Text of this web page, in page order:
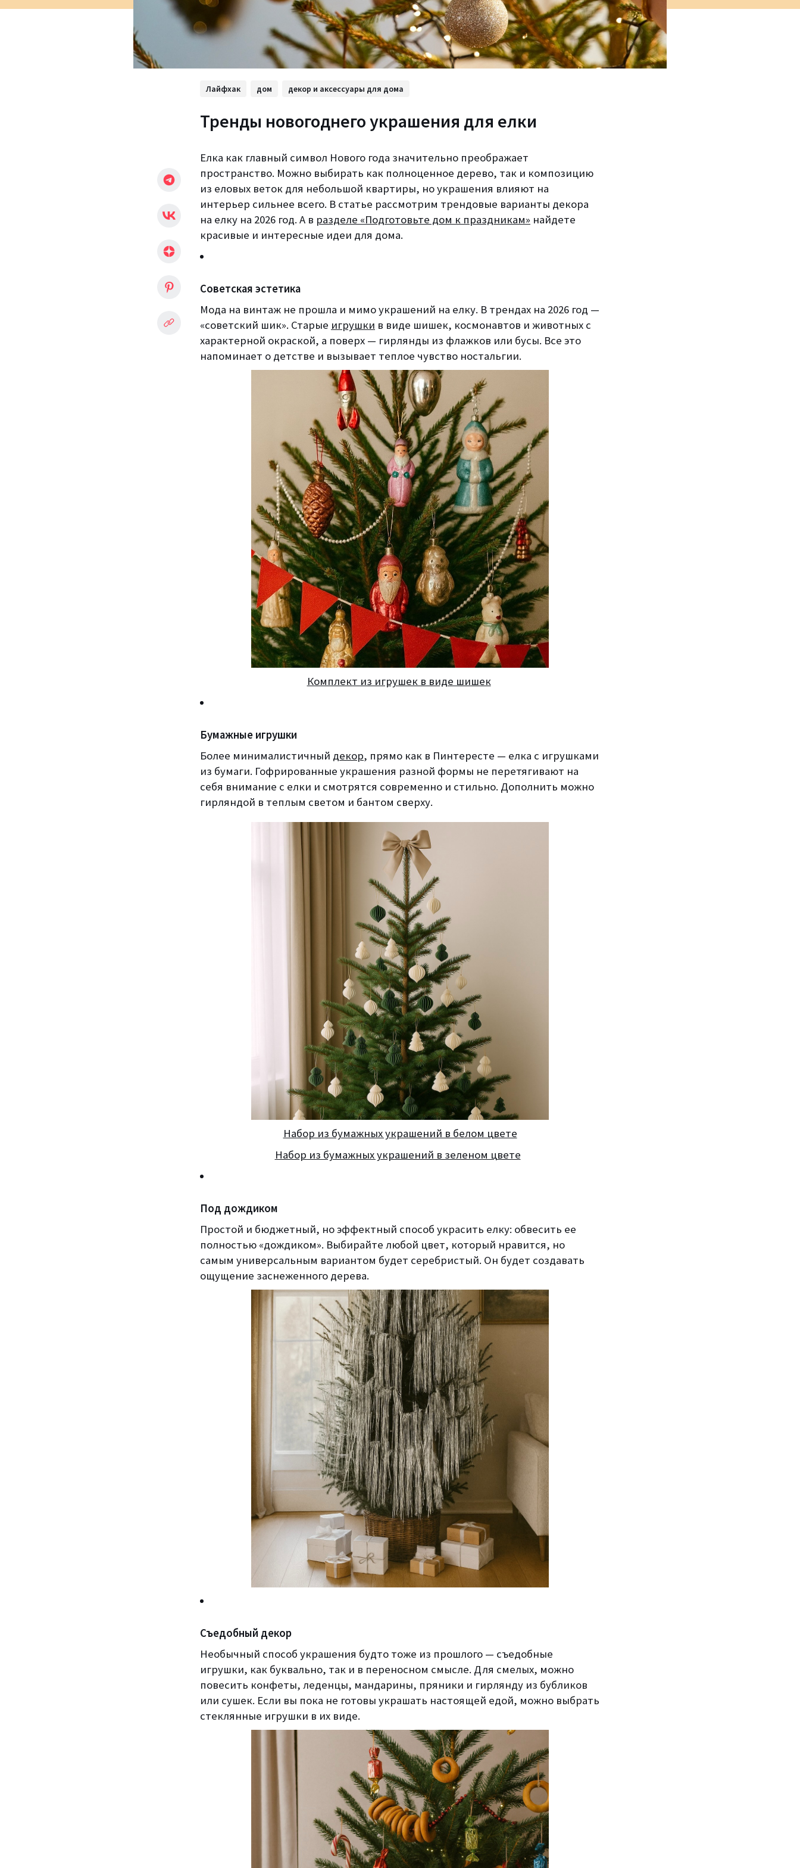
Лайфхак дом декор и аксессуары для дома
Тренды новогоднего украшения для елки
Елка как главный символ Нового года значительно преображает
пространство. Можно выбирать как полноценное дерево, так и композицию
из еловых веток для небольшой квартиры, но украшения влияют на
интерьер сильнее всего. В статье рассмотрим трендовые варианты декора
на елку на 2026 год. А в разделе «Подготовьте дом к праздникам» найдете
красивые и интересные идеи для дома.
Советская эстетика
Мода на винтаж не прошла и мимо украшений на елку. В трендах на 2026 год —
«советский шик». Старые игрушки в виде шишек, космонавтов и животных с
характерной окраской, а поверх — гирлянды из флажков или бусы. Все это
напоминает о детстве и вызывает теплое чувство ностальгии.
Комплект из игрушек в виде шишек
Бумажные игрушки
Более минималистичный декор, прямо как в Пинтересте — елка с игрушками
из бумаги. Гофрированные украшения разной формы не перетягивают на
себя внимание с елки и смотрятся современно и стильно. Дополнить можно
гирляндой в теплым светом и бантом сверху.
Набор из бумажных украшений в белом цвете
Набор из бумажных украшений в зеленом цвете
Под дождиком
Простой и бюджетный, но эффектный способ украсить елку: обвесить ее
полностью «дождиком». Выбирайте любой цвет, который нравится, но
самым универсальным вариантом будет серебристый. Он будет создавать
ощущение заснеженного дерева.
Съедобный декор
Необычный способ украшения будто тоже из прошлого — съедобные
игрушки, как буквально, так и в переносном смысле. Для смелых, можно
повесить конфеты, леденцы, мандарины, пряники и гирлянду из бубликов
или сушек. Если вы пока не готовы украшать настоящей едой, можно выбрать
стеклянные игрушки в их виде.